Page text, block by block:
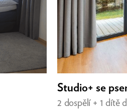
Studio+ se
2 dospělí + 1 dítě